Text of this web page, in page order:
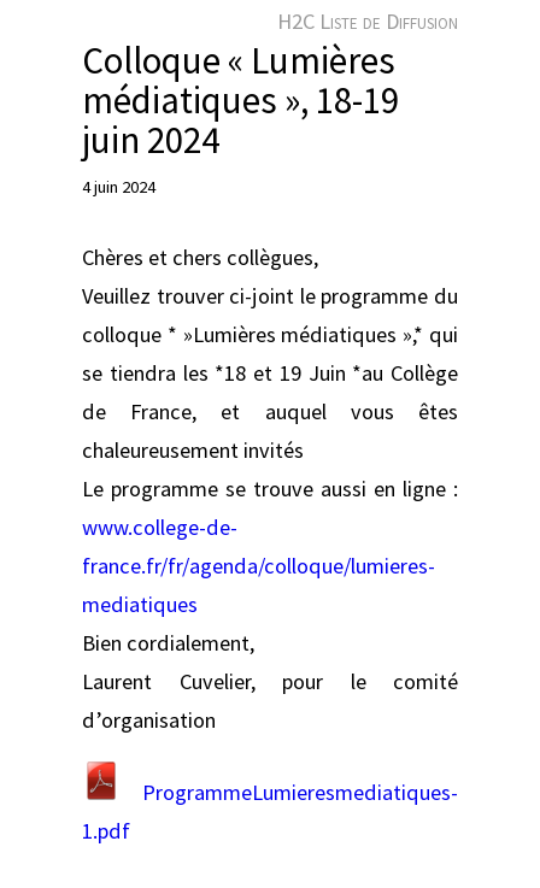
H2C Liste de Diffusion
Colloque « Lumières
médiatiques », 18-19
juin 2024
4 juin 2024
Chères et chers collègues,
Veuillez trouver ci-joint le programme du
colloque * »Lumières médiatiques »,* qui
se tiendra les *18 et 19 Juin *au Collège
de France, et auquel vous êtes
chaleureusement invités
Le programme se trouve aussi en ligne :
www.college-de-
france.fr/fr/agenda/colloque/lumieres-
mediatiques
Bien cordialement,
Laurent Cuvelier, pour le comité
d’organisation
ProgrammeLumieresmediatiques-
1.pdf